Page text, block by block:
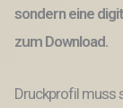
Druck
Menge
sondern eine
zum Download.
Druckprofil muss